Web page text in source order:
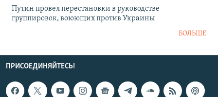
Путин провел перестановки в руководстве
группировок, воюющих против Украины
БОЛЬШЕ
ПРИСОЕДИНЯЙТЕСЬ!